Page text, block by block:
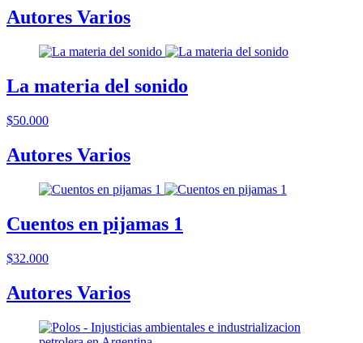
Autores Varios
La materia del sonido
$50.000
Autores Varios
Cuentos en pijamas 1
$32.000
Autores Varios